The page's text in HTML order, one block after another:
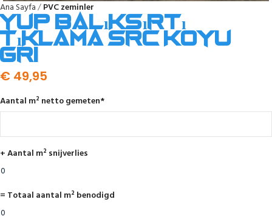
Ana Sayfa PVC zeminler
YUP balıksırtı
tıklama SRC koyu
gri
€ 49,95
Aantal m² netto gemeten*
+ Aantal m² snijverlies
= Totaal aantal m² benodigd